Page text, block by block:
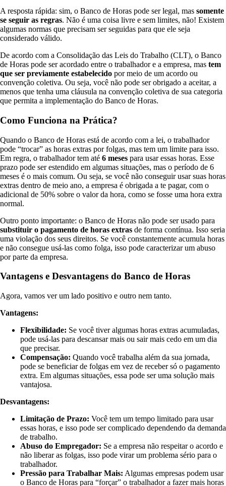
A resposta rápida: sim, o Banco de Horas pode ser legal, mas somente
se seguir as regras. Não é uma coisa livre e sem limites, não! Existem
algumas normas que precisam ser seguidas para que ele seja
considerado válido.
De acordo com a Consolidação das Leis do Trabalho (CLT), o Banco
de Horas pode ser acordado entre o trabalhador e a empresa, mas tem
que ser previamente estabelecido por meio de um acordo ou
convenção coletiva. Ou seja, você não pode ser obrigado a aceitar, a
menos que tenha uma cláusula na convenção coletiva de sua categoria
que permita a implementação do Banco de Horas.
Como Funciona na Prática?
Quando o Banco de Horas está de acordo com a lei, o trabalhador
pode “trocar” as horas extras por folgas, mas tem um limite para isso.
Em regra, o trabalhador tem até 6 meses para usar essas horas. Esse
prazo pode ser estendido em algumas situações, mas o período de 6
meses é o mais comum. Ou seja, se você não conseguir usar suas horas
extras dentro de meio ano, a empresa é obrigada a te pagar, com o
adicional de 50% sobre o valor da hora, como se fosse uma hora extra
normal.
Outro ponto importante: o Banco de Horas não pode ser usado para
substituir o pagamento de horas extras de forma contínua. Isso seria
uma violação dos seus direitos. Se você constantemente acumula horas
e não consegue usá-las como folga, isso pode caracterizar um abuso
por parte da empresa.
Vantagens e Desvantagens do Banco de Horas
Agora, vamos ver um lado positivo e outro nem tanto.
Vantagens:
Flexibilidade: Se você tiver algumas horas extras acumuladas,
pode usá-las para descansar mais ou sair mais cedo em um dia
que precisar.
Compensação: Quando você trabalha além da sua jornada,
pode se beneficiar de folgas em vez de receber só o pagamento
extra. Em algumas situações, essa pode ser uma solução mais
vantajosa.
Desvantagens:
Limitação de Prazo: Você tem um tempo limitado para usar
essas horas, e isso pode ser complicado dependendo da demanda
de trabalho.
Abuso do Empregador: Se a empresa não respeitar o acordo e
não liberar as folgas, isso pode virar um problema sério para o
trabalhador.
Pressão para Trabalhar Mais: Algumas empresas podem usar
o Banco de Horas para “forçar” o trabalhador a fazer mais horas